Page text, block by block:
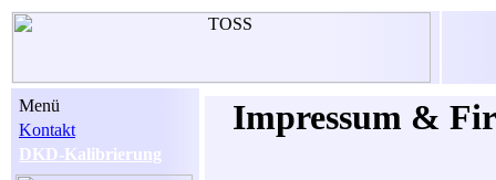
Menü
Kontakt
DKD-Kalibrierung
Impressum &